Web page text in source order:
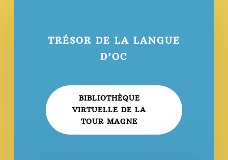
TRÉSOR DE LA LANGUE
D’OC
BIBLIOTHÈQUE
VIRTUELLE DE LA
TOUR MAGNE